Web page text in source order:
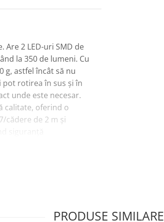
Are 2 LED-uri SMD de
la 350 de lumeni. Cu
g, astfel încât să nu
rotirea în sus și în
unde este necesar.
calitate, oferind o
cădere de 2 m și
indicator de
USB Type-C.
PRODUSE SIMILARE